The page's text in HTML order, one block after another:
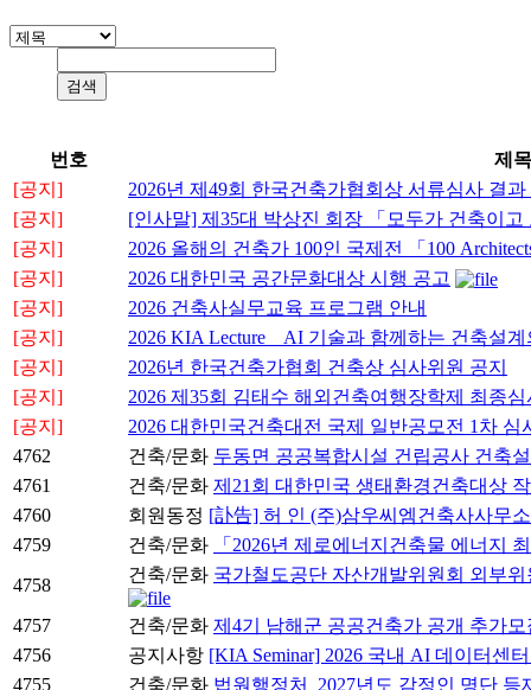
번호
제목
[공지]
2026년 제49회 한국건축가협회상 서류심사 결과
[공지]
[인사말] 제35대 박상진 회장 「모두가 건축이
[공지]
2026 올해의 건축가 100인 국제전 「100
[공지]
2026 대한민국 공간문화대상 시행 공고
[공지]
2026 건축사실무교육 프로그램 안내
[공지]
2026 KIA Lecture _ AI 기술과 함께하는 건축설
[공지]
2026년 한국건축가협회 건축상 심사위원 공지
[공지]
2026 제35회 김태수 해외건축여행장학제 최종
[공지]
2026 대한민국건축대전 국제 일반공모전 1차
4762
건축/문화 두동면 공공복합시설 건립공사 건축
4761
건축/문화 제21회 대한민국 생태환경건축대상
4760
회원동정 [訃告] 허 인 (주)삼우씨엠건축사사무
4759
건축/문화
「2026년 제로에너지건축물 에너지
4758
건축/문화 국가철도공단 자산개발위원회 외부
4757 건축/문화 제4기 남해군 공공건축가 공개 추가모
4756
공지사항 [KIA Seminar] 2026 국내 AI 데이터센
4755
건축/문화 법원행정처_2027년도 감정인 명단